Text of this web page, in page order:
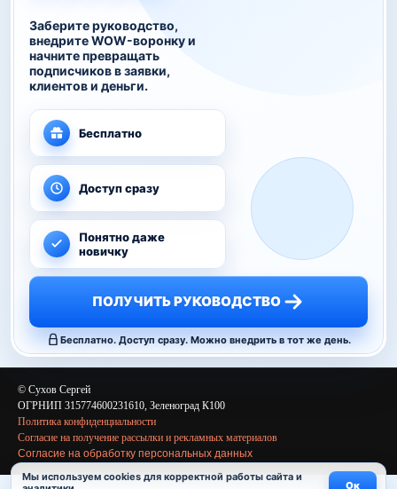
Заберите руководство,
внедрите WOW-воронку и
начните превращать
подписчиков в заявки,
клиентов и деньги.
Бесплатно
Доступ сразу
Понятно даже
новичку
ПОЛУЧИТЬ РУКОВОДСТВО
Бесплатно. Доступ сразу. Можно внедрить в тот же день.
Мы используем cookies для корректной работы сайта и
Ок
© Сухов Сергей
ОГРНИП 315774600231610, Зеленоград К100
Политика конфиденциальности
Согласие на получение рассылки и рекламных материалов
Согласие на обработку персональных данных